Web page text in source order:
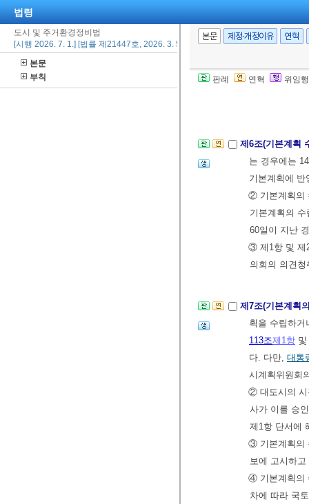
법령
도시 및 주거환경정비법
[시행 2026. 7. 1.] [법률 제21447호, 2026. 3. 5., 타법개정]
본문
부칙
본문 제정·개정이유 연혁
판례 연혁 위임
사항을 생략할
2. 생활권별
③ 기본계획의
제6조(기본계획
는 경우에는
기본계획에 반
② 기본계획의
기본계획의
60일이 지난
③ 제1항 및 제
의회의 의견
제7조(기본계획
획을 수립하
113조제1항 및
다. 다만, 대통
시계획위원회
② 대도시의 시
사가 이를 승
제1항 단서에
③ 기본계획의
보에 고시하
④ 기본계획의
차에 따라 국